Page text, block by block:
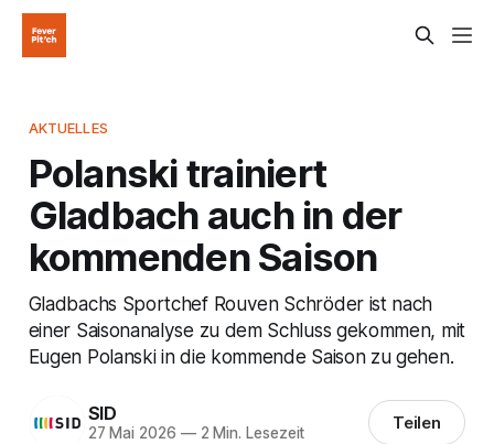
AKTUELLES
Polanski trainiert
Gladbach auch in der
kommenden Saison
Gladbachs Sportchef Rouven Schröder ist nach
einer Saisonanalyse zu dem Schluss gekommen, mit
Eugen Polanski in die kommende Saison zu gehen.
SID
27 Mai 2026 —2 Min. Lesezeit Teilen